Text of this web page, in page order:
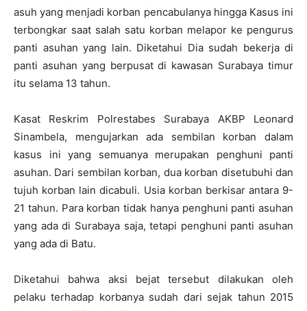
asuh yang menjadi korban pencabulanya hingga Kasus ini
terbongkar saat salah satu korban melapor ke pengurus
panti asuhan yang lain. Diketahui Dia sudah bekerja di
panti asuhan yang berpusat di kawasan Surabaya timur
itu selama 13 tahun.
Kasat Reskrim Polrestabes Surabaya AKBP Leonard
Sinambela, mengujarkan ada sembilan korban dalam
kasus ini yang semuanya merupakan penghuni panti
asuhan. Dari sembilan korban, dua korban disetubuhi dan
tujuh korban lain dicabuli. Usia korban berkisar antara 9-
21 tahun. Para korban tidak hanya penghuni panti asuhan
yang ada di Surabaya saja, tetapi penghuni panti asuhan
yang ada di Batu.
Diketahui bahwa aksi bejat tersebut dilakukan oleh
pelaku terhadap korbanya sudah dari sejak tahun 2015